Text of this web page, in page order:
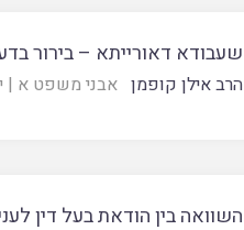
שעבודא דאורייתא – בירור
הרב אילן קופמן אבני משפט א |
השוואה בין הודאת בעל דין